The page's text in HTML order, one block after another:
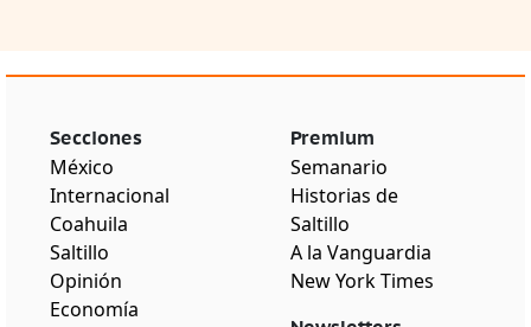
Secciones
México
Internacional
Coahuila
Saltillo
Opinión
Economía
Premium
Semanario
Historias de
Saltillo
A la Vanguardia
New York Times